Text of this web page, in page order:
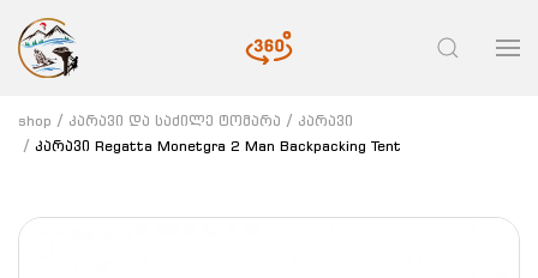
shop კარავი და საძილე ტომარა
კარავი
კარავი Regatta Monetgra 2 Man Backpacking Tent